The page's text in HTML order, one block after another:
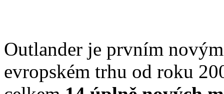
Outlander je prvním
evropském trhu od roku